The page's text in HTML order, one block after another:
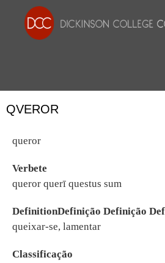
QVEROR
queror
Verbete
queror querī questus sum
DefinitionDefinição Definição
queixar-se, lamentar
Classificação